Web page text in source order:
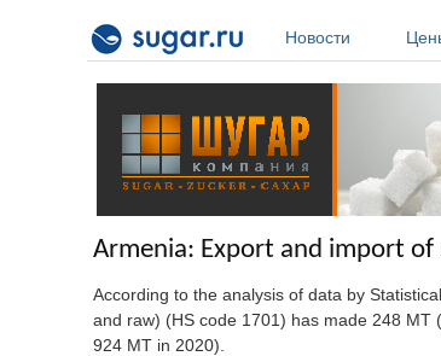
Новости
Armenia: Export and import
According to the analysis of data by
and raw) (HS code 1701) has made 248
924 MT in 2020).